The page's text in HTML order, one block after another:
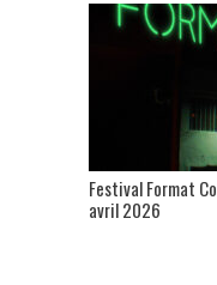
Festival Format
avril 2026